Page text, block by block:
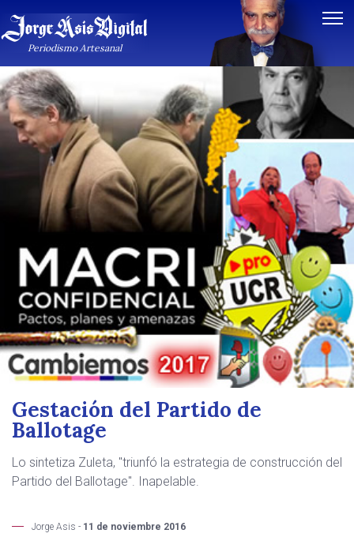
Periodismo Artesanal
Gestación del Partido de
Ballotage
Lo sintetiza Zuleta, "triunfó la estrategia de construcción del
Partido del Ballotage". Inapelable.
Jorge Asis - 11 de noviembre 2016